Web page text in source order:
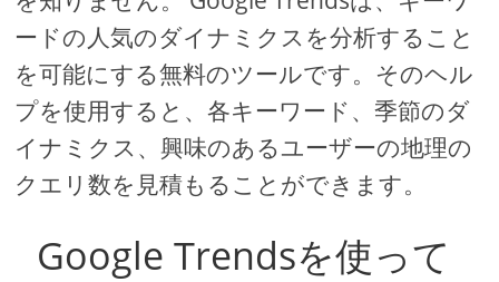
ードの人気のダイナミクスを分析すること
を可能にする無料のツールです。そのヘル
プを使用すると、各キーワード、季節のダ
イナミクス、興味のあるユーザーの地理の
クエリ数を見積もることができます。
Google Trendsを使って